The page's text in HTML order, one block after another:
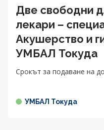
Две свободни
лекари –
Акушерство и
УМБАЛ Токуда
Срокът за подаване на
УМБАЛ Токуда